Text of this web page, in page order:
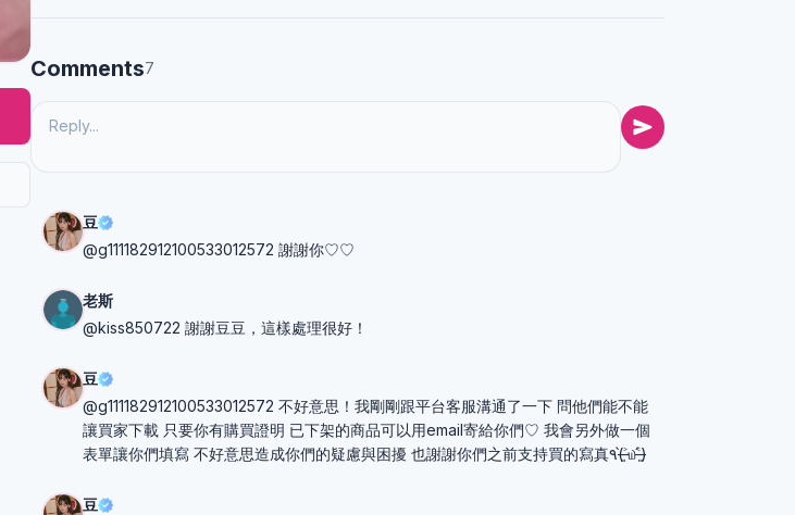
Comments7
豆
@g111182912100533012572 謝謝你♡♡
老斯
@kiss850722 謝謝豆豆，這樣處理很好！
豆
@g111182912100533012572 不好意思！我剛剛跟平台客服溝通了一下 問他們能不能
讓買家下載 只要你有購買證明 已下架的商品可以用email寄給你們♡ 我會另外做一個
表單讓你們填寫 不好意思造成你們的疑慮與困擾 也謝謝你們之前支持買的寫真٩(˃̶͈̀௰˂̶͈́)
豆